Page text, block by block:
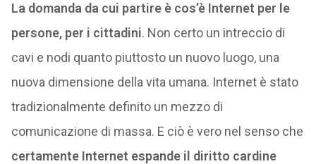
La domanda da cui partire è cos’è Internet per le
persone, per i cittadini. Non certo un intreccio di
cavi e nodi quanto piuttosto un nuovo luogo, una
nuova dimensione della vita umana. Internet è stato
tradizionalmente definito un mezzo di
comunicazione di massa. E ciò è vero nel senso che
certamente Internet espande il diritto cardine